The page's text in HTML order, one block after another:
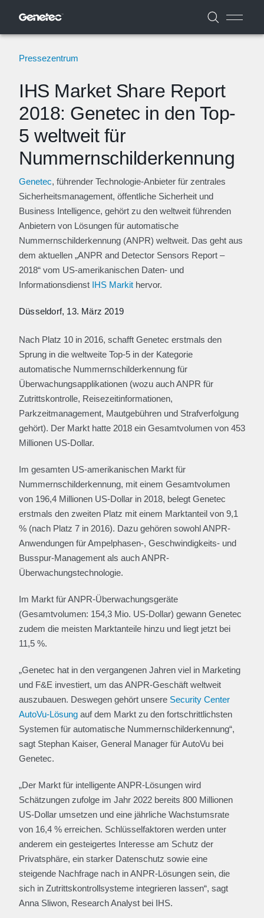
Pressezentrum
IHS Market Share Report
2018: Genetec in den Top-
5 weltweit für
Nummernschilderkennung
Genetec, führender Technologie-Anbieter für zentrales
Sicherheitsmanagement, öffentliche Sicherheit und
Business Intelligence, gehört zu den weltweit führenden
Anbietern von Lösungen für automatische
Nummernschilderkennung (ANPR) weltweit. Das geht aus
dem aktuellen „ANPR and Detector Sensors Report –
2018“ vom US-amerikanischen Daten- und
Informationsdienst IHS Markit hervor.
Düsseldorf, 13. März 2019
Nach Platz 10 in 2016, schafft Genetec erstmals den
Sprung in die weltweite Top-5 in der Kategorie
automatische Nummernschilderkennung für
Überwachungsapplikationen (wozu auch ANPR für
Zutrittskontrolle, Reisezeitinformationen,
Parkzeitmanagement, Mautgebühren und Strafverfolgung
gehört). Der Markt hatte 2018 ein Gesamtvolumen von 453
Millionen US-Dollar.
Im gesamten US-amerikanischen Markt für
Nummernschilderkennung, mit einem Gesamtvolumen
von 196,4 Millionen US-Dollar in 2018, belegt Genetec
erstmals den zweiten Platz mit einem Marktanteil von 9,1
% (nach Platz 7 in 2016). Dazu gehören sowohl ANPR-
Anwendungen für Ampelphasen-, Geschwindigkeits- und
Busspur-Management als auch ANPR-
Überwachungstechnologie.
Im Markt für ANPR-Überwachungsgeräte
(Gesamtvolumen: 154,3 Mio. US-Dollar) gewann Genetec
zudem die meisten Marktanteile hinzu und liegt jetzt bei
11,5 %.
„Genetec hat in den vergangenen Jahren viel in Marketing
und F&E investiert, um das ANPR-Geschäft weltweit
auszubauen. Deswegen gehört unsere Security Center
AutoVu-Lösung auf dem Markt zu den fortschrittlichsten
Systemen für automatische Nummernschilderkennung“,
sagt Stephan Kaiser, General Manager für AutoVu bei
Genetec.
„Der Markt für intelligente ANPR-Lösungen wird
Schätzungen zufolge im Jahr 2022 bereits 800 Millionen
US-Dollar umsetzen und eine jährliche Wachstumsrate
von 16,4 % erreichen. Schlüsselfaktoren werden unter
anderem ein gesteigertes Interesse am Schutz der
Privatsphäre, ein starker Datenschutz sowie eine
steigende Nachfrage nach in ANPR-Lösungen sein, die
sich in Zutrittskontrollsysteme integrieren lassen“, sagt
Anna Sliwon, Research Analyst bei IHS.